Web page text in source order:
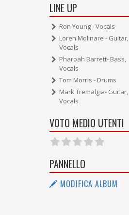
LINE UP
Ron Young - Vocals
Loren Molinare - Guitar,
Vocals
Pharoah Barrett- Bass,
Vocals
Tom Morris - Drums
Mark Tremalgia- Guitar,
Vocals
VOTO MEDIO UTENTI
PANNELLO
MODIFICA ALBUM